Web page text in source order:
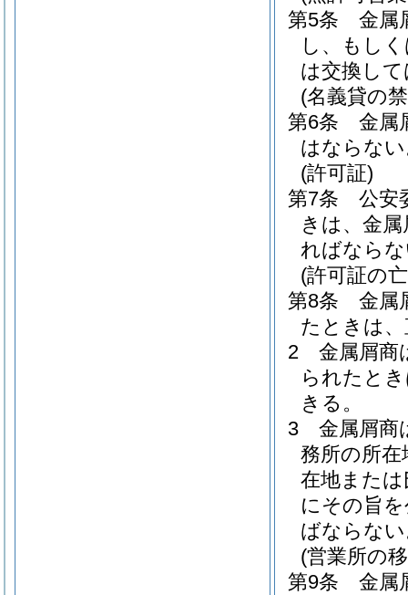
第5条
金属
し、もし
は交換し
(名義貸の
第6条
金属
はならな
(許可証)
第7条
公安
きは、金
ればなら
(許可証の
第8条
金属
たときは
2
金属屑商
られたと
きる。
3
金属屑商
務所の所
在地また
にその旨
ばならな
(営業所の
第9条
金属